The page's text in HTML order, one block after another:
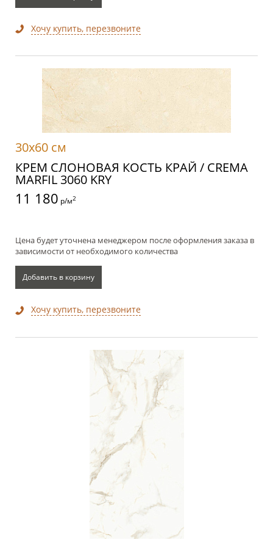
Хочу купить, перезвоните
30x60 см
КРЕМ СЛОНОВАЯ КОСТЬ КРАЙ / CREMA
MARFIL 3060 KRY
11 180 р/м2
Цена будет уточнена менеджером после оформления заказа в
зависимости от необходимого количества
Добавить в корзину
Хочу купить, перезвоните